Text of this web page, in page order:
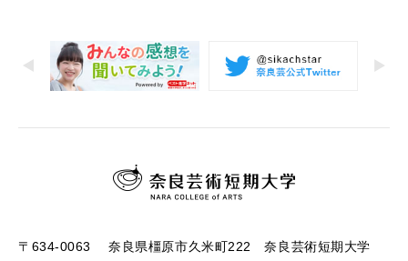
〒634-0063 奈良県橿原市久米町222 奈良芸術短期大学